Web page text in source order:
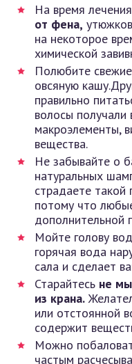
На время
от фена,
на некоторое
химической
Полюбите
овсяную
правильно
волосы
макроэлементы,
вещества.
Не забывайте о
натуральных
страдаете такой
потому что
дополнительной
Мойте голову
горячая вода
сала и сделает
Старайтесь не
из крана.
или отстоянной
содержит
Можно
частым